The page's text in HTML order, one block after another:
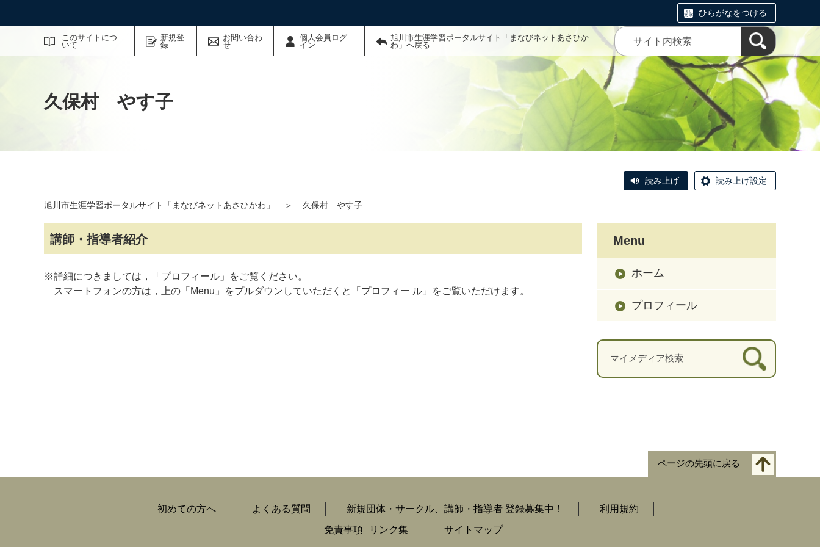
ひらがなをつける
このサイトにつ
いて
新規登
録
お問い合わ
せ
個人会員ログ
イン
旭川市生涯学習ポータルサイト「まなびネットあさひか
わ」へ戻る
サイト内検索
久保村 やす子
読み上げ 読み上げ設定
旭川市生涯学習ポータルサイト「まなびネットあさひかわ」 ＞ 久保村 やす子
講師・指導者紹介
※詳細につきましては，「プロフィール」をご覧ください。
スマートフォンの方は，上の「Menu」をプルダウンしていただくと「プロフィー ル」をご覧いただけます。
Menu
ホーム
プロフィール
ページの先頭に戻る
初めての方へ よくある質問 新規団体・サークル、講師・指導者 登録募集中！
利用規約
免責事項
リンク集 サイトマップ